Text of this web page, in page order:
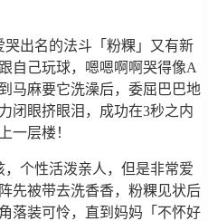
哭出名的法斗「粉粿」又有新
自己玩球，嗯嗯啊啊哭得像A
马麻要它洗澡后，委屈巴巴地
闭眼挤眼泪，成功在3秒之内
一层楼！
个性活泼亲人，但是非常爱
先被带去洗香香，粉粿见状后
落装可怜，直到妈妈「不怀好